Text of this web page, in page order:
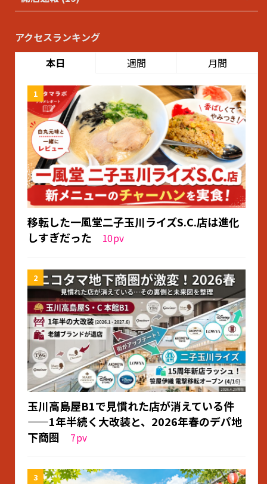
アクセスランキング
本日
週間 月間
移転した一風堂二子玉川ライズS.C.店は進化
しすぎだった
10pv
玉川高島屋B1で見慣れた店が消えている件
——1年半続く大改装と、2026年春のデパ地
下商圏
7pv